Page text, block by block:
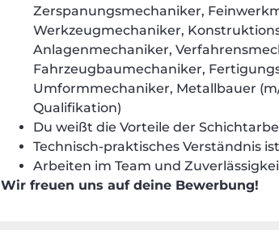
Zerspanungsmechaniker,
Werkzeugmechaniker,
Anlagenmechaniker,
Fahrzeugbaumechaniker,
Umformmechaniker, Metallbauer
Qualifikation)
Du weißt die Vorteile der
Technisch-praktisches Verständnis
Arbeiten im Team und
Wir freuen uns auf deine Bewerbung!